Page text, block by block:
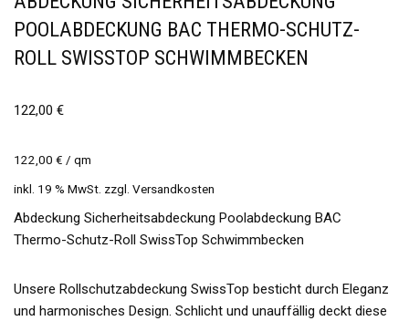
POOLABDECKUNG BAC THERMO-SCHUTZ-
ROLL SWISSTOP SCHWIMMBECKEN
122,00 €
122,00 € / qm
inkl. 19 % MwSt. zzgl. Versandkosten
Abdeckung Sicherheitsabdeckung Poolabdeckung BAC
Thermo-Schutz-Roll SwissTop Schwimmbecken
Unsere Rollschutzabdeckung SwissTop besticht durch Eleganz
und harmonisches Design. Schlicht und unauffällig deckt diese